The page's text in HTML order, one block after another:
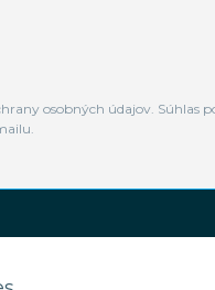
osobných údajov.